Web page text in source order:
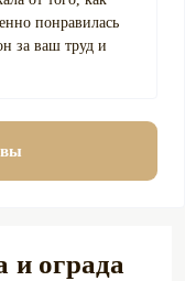
понравилась
за ваш труд и
и ограда